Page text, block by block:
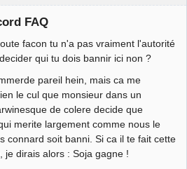
FAQ
facon tu n'a pas vraiment l'autorité
qui tu dois bannir ici non ?
pareil hein, mais ca me
le cul que monsieur dans un
de colere decide que
merite largement comme nous le
connard soit banni. Si ca il te fait cette
je dirais alors : Soja gagne !